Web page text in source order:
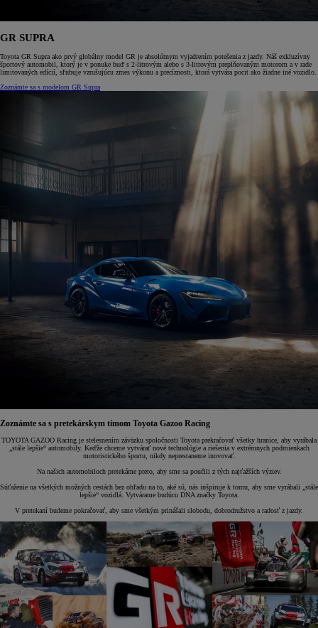
GR SUPRA
Toyota GR Supra ako prvý globálny model GR je absolútnym vyjadrením potešenia z jazdy. Náš exkluzívny
športový automobil, ktorý je v ponuke buď s 2-litrovým alebo s 3-litrovým preplňovaným motorom a v rade
limitovaných edícií, sľubuje vzrušujúcu zmes výkonu a precíznosti, ktorá vytvára pocit ako žiadne iné vozidlo.
Zoznámte sa s modelom GR Supra
Zoznámte sa s pretekárskym tímom Toyota Gazoo Racing
TOYOTA GAZOO Racing je stelesnením záväzku spoločnosti Toyota prekračovať všetky hranice, aby vyrábala
„stále lepšie“ automobily. Keďže chceme vytvárať nové technológie a riešenia v extrémnych podmienkach
motoristického športu, nikdy neprestaneme inovovať.
Na našich automobiloch pretekáme preto, aby sme sa poučili z tých najťažších výziev.
Súťaženie na všetkých možných cestách bez ohľadu na to, aké sú, nás inšpiruje k tomu, aby sme vyrábali „stále
lepšie“ vozidlá. Vytvárame budúcu DNA značky Toyota.
V pretekaní budeme pokračovať, aby sme všetkým prinášali slobodu, dobrodružstvo a radosť z jazdy.